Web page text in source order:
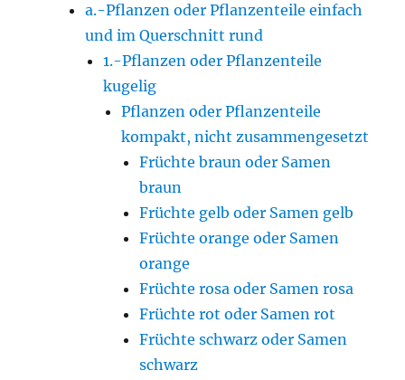
a.-Pflanzen oder Pflanzenteile einfach
und im Querschnitt rund
1.-Pflanzen oder Pflanzenteile
kugelig
Pflanzen oder Pflanzenteile
kompakt, nicht zusammengesetzt
Früchte braun oder Samen
braun
Früchte gelb oder Samen gelb
Früchte orange oder Samen
orange
Früchte rosa oder Samen rosa
Früchte rot oder Samen rot
Früchte schwarz oder Samen
schwarz